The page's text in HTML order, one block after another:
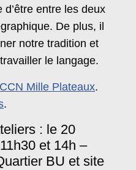
d’être entre les deux
De plus, il
notre tradition et
le langage.
CCN Mille Plateaux.
.
: le 20
et 14h –
BU et site